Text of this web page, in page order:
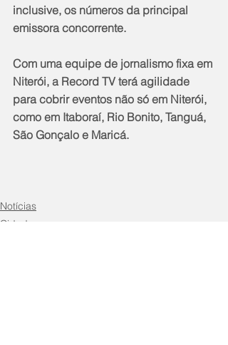
inclusive, os números da principal
emissora concorrente.
Com uma equipe de jornalismo fixa em
Niterói, a Record TV terá agilidade
para cobrir eventos não só em Niterói,
como em Itaboraí, Rio Bonito, Tanguá,
São Gonçalo e Maricá.
Notícias
Cidade